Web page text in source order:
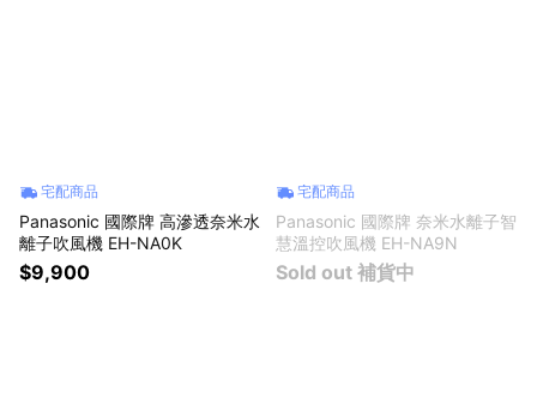
宅配商品
Panasonic 國際牌 高滲透奈米水
離子吹風機 EH-NA0K
$9,900
宅配商品
Panasonic 國際牌 奈米水離子智
慧溫控吹風機 EH-NA9N
Sold out 補貨中